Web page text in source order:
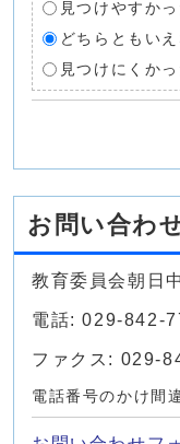
見つけやすかっ
どちらともい
見つけにくかっ
お問い合わ
教育委員会朝日
電話: 029-842-
ファクス: 029-
電話番号のかけ間